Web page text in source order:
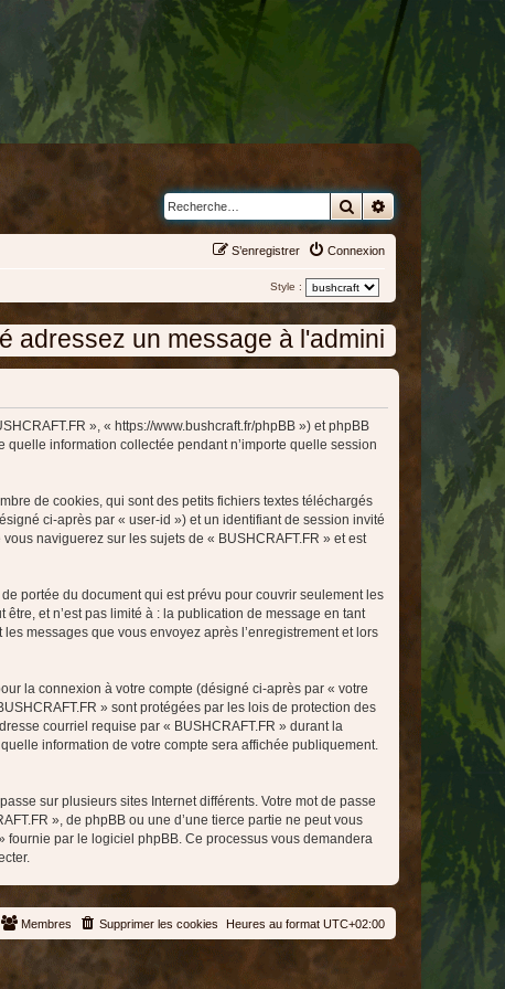
RechercherRecherche
Connexion
S’enregistrer
Style :
un message à l'administration en
», « https://www.bushcraft.fr/phpBB ») et phpBB
information collectée pendant n’importe quelle session
de cookies, qui sont des petits fichiers textes téléchargés
ci-après par « user-id ») et un identifiant de session invité
naviguerez sur les sujets de « BUSHCRAFT.FR » et est
portée du document qui est prévu pour couvrir seulement les
et n’est pas limité à : la publication de message en tant
messages que vous envoyez après l’enregistrement et lors
la connexion à votre compte (désigné ci-après par « votre
» sont protégées par les lois de protection des
courriel requise par « BUSHCRAFT.FR » durant la
information de votre compte sera affichée publiquement.
sur plusieurs sites Internet différents. Votre mot de passe
», de phpBB ou une d’une tierce partie ne peut vous
fournie par le logiciel phpBB. Ce processus vous demandera
Heures au format UTC+02:00
Supprimer les cookies
Membres